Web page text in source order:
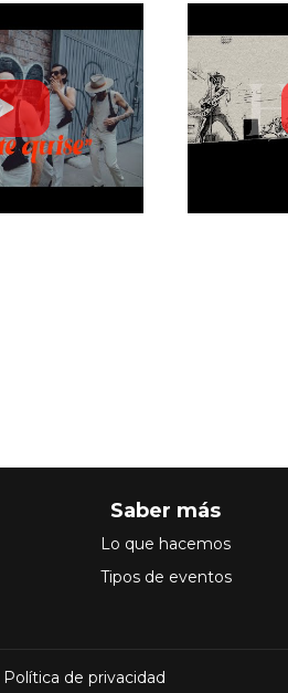
Saber más
Lo que hacemos
Tipos de eventos
Política de privacidad